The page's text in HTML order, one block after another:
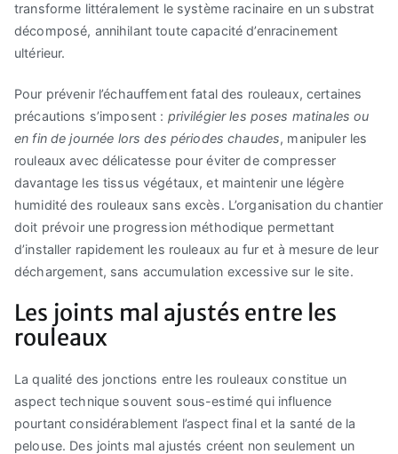
transforme littéralement le système racinaire en un substrat
décomposé, annihilant toute capacité d’enracinement
ultérieur.
Pour prévenir l’échauffement fatal des rouleaux, certaines
précautions s’imposent : privilégier les poses matinales ou
en fin de journée lors des périodes chaudes, manipuler les
rouleaux avec délicatesse pour éviter de compresser
davantage les tissus végétaux, et maintenir une légère
humidité des rouleaux sans excès. L’organisation du chantier
doit prévoir une progression méthodique permettant
d’installer rapidement les rouleaux au fur et à mesure de leur
déchargement, sans accumulation excessive sur le site.
Les joints mal ajustés entre les
rouleaux
La qualité des jonctions entre les rouleaux constitue un
aspect technique souvent sous-estimé qui influence
pourtant considérablement l’aspect final et la santé de la
pelouse. Des joints mal ajustés créent non seulement un